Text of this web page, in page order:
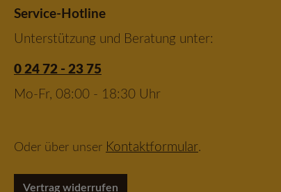
Service-Hotline
Unterstützung und Beratung unter:
0 24 72 - 23 75
Mo-Fr, 08:00 - 18:30 Uhr
Oder über unser Kontaktformular.
Vertrag widerrufen